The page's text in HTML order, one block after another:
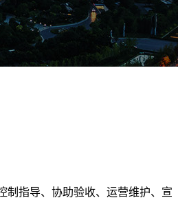
制指导、协助验收、运营维护、宣